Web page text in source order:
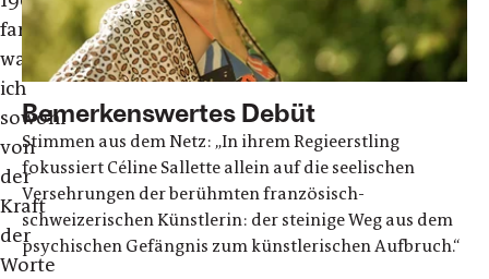
fand,
war
ich
sowohl
von
der
Kraft
der
Worte
Bemerkenswertes Debüt
Stimmen aus dem Netz: „In ihrem Regieerstling
fokussiert Céline Sallette allein auf die seelischen
Versehrungen der berühmten französisch-
schweizerischen Künstlerin: der steinige Weg aus dem
psychischen Gefängnis zum künstlerischen Aufbruch.“